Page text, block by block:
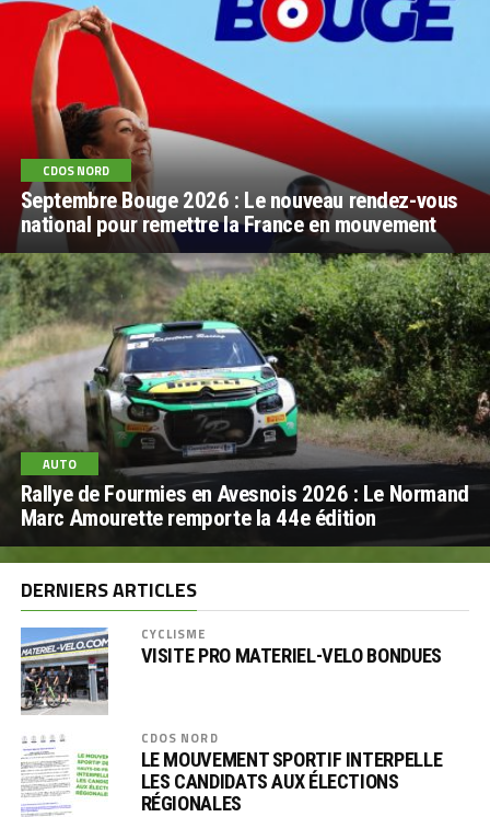
CDOS NORD
Septembre Bouge 2026 : Le nouveau rendez-vous
national pour remettre la France en mouvement
AUTO
Rallye de Fourmies en Avesnois 2026 : Le Normand
Marc Amourette remporte la 44e édition
DERNIERS ARTICLES
CYCLISME
VISITE PRO MATERIEL-VELO BONDUES
CDOS NORD
LE MOUVEMENT SPORTIF INTERPELLE
LES CANDIDATS AUX ÉLECTIONS
RÉGIONALES